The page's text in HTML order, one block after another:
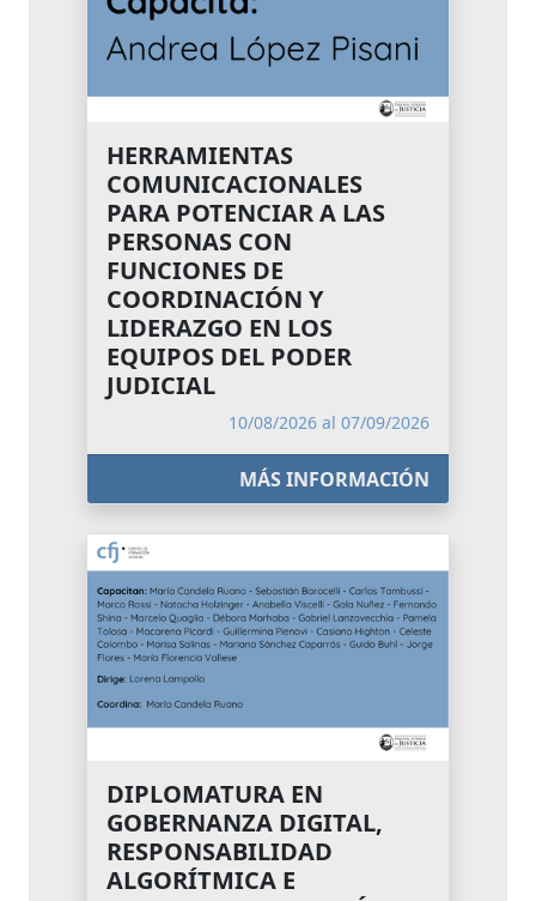
HERRAMIENTAS
COMUNICACIONALES
PARA POTENCIAR A LAS
PERSONAS CON
FUNCIONES DE
COORDINACIÓN Y
LIDERAZGO EN LOS
EQUIPOS DEL PODER
JUDICIAL
10/08/2026 al 07/09/2026
MÁS INFORMACIÓN
DIPLOMATURA EN
GOBERNANZA DIGITAL,
RESPONSABILIDAD
ALGORÍTMICA E